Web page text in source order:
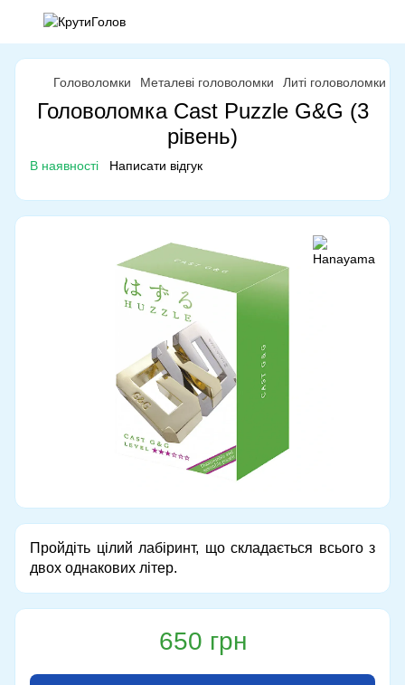
Головоломки Металеві головоломки Литі головоломки
Головоломка Cast Puzzle G&G (3
рівень)
В наявності Написати відгук
Пройдіть цілий лабіринт, що складається всього з
двох однакових літер.
650 грн